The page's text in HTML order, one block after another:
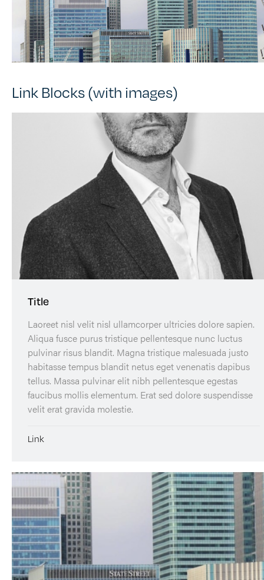
Link Blocks (with images)
Title
Laoreet nisl velit nisl ullamcorper ultricies dolore sapien.
Aliqua fusce purus tristique pellentesque nunc luctus
pulvinar risus blandit. Magna tristique malesuada justo
habitasse tempus blandit netus eget venenatis dapibus
tellus. Massa pulvinar elit nibh pellentesque egestas
faucibus mollis elementum. Erat sed dolore suspendisse
velit erat gravida molestie.
Link